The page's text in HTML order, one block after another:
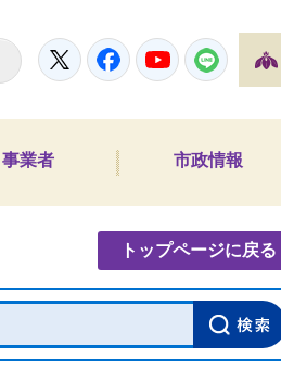
TwitterFacebookYouTubeLINE
事業者 市政情報
トップページに戻る